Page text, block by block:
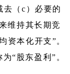
去（c）必要的
维持其长期竞
资本化开支”。
“股东盈利”。